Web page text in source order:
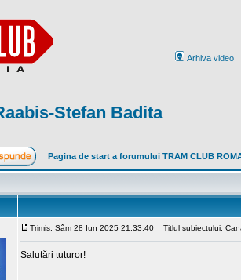
Arhiva video
Stefan Badita
Pagina de start a forumului TRAM CLUB
Trimis: Sâm 28 Iun 2025 21:33:40 Titlul subiectului:
Salutări tuturor!